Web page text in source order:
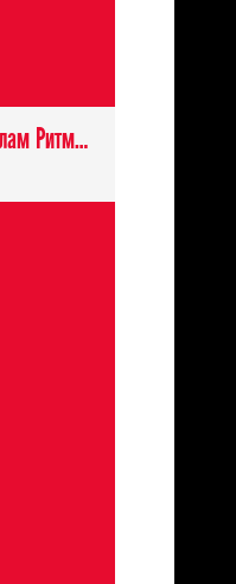
Діґімони: Злам Ритму / Digimon Beatbreak